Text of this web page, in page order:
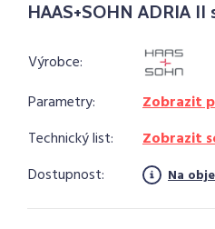
HAAS+SOHN ADRIA
Výrobce:
Parametry:
Zobrazit
Technický list:
Zobrazit
Dostupnost:
Na